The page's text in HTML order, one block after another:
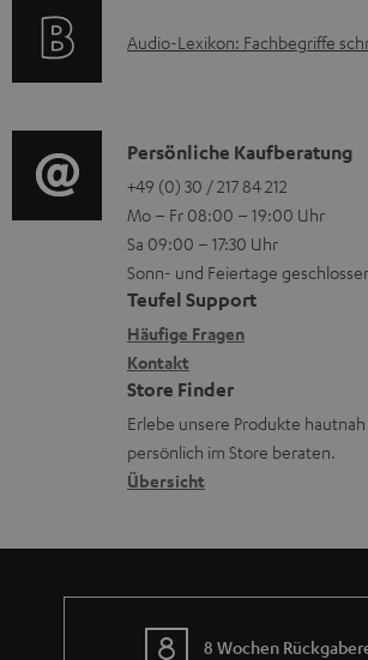
n
r
l
a
d
e
n
i
e
n
z
u
r
G
a
r
a
n
i
e
t
g
e
r
ä
t
e
R
ü
c
k
a
h
m
A
i
o
-
L
e
x
i
k
o
n
Audio-Lexikon: Fachbegriffe
K
o
n
t
a
k
t
d
a
t
n
Persönliche Kaufberatung
+49 (0) 30 / 217 84 212
Mo – Fr 08:00 – 19:00 Uhr
Sa 09:00 – 17:30 Uhr
Sonn- und Feiertage
Teufel Support
Häufige Fragen
Kontakt
Store Finder
Erlebe unsere Produkte hautnah
persönlich im Store beraten.
Übersicht
8 Wochen